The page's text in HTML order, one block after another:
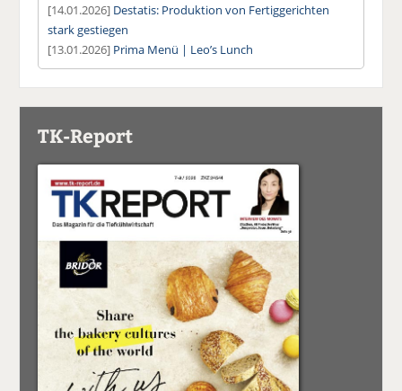
[14.01.2026] Destatis: Produktion von Fertiggerichten
stark gestiegen
[13.01.2026] Prima Menü | Leo’s Lunch
TK-Report